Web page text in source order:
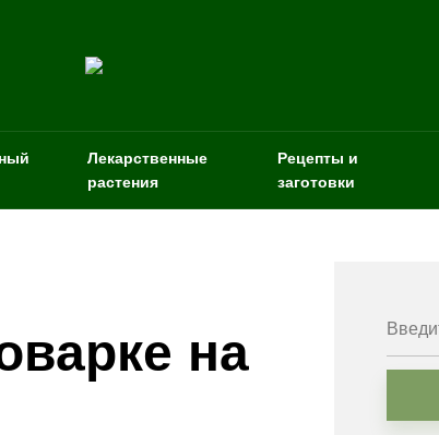
Лекарственные
растения
Рецепты и
заготовки
на